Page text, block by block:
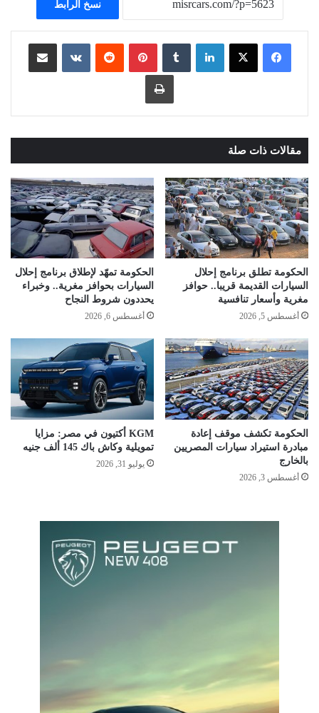
نسخ الرابط
لينكدإن ‏Tumblr بينتيريست
‏Reddit
‏VKontakte مشاركة عبر البريد
طباعة
مقالات ذات صلة
الحكومة تطلق برنامج إحلال
السيارات القديمة قريبا.. حوافز
مغرية وأسعار تنافسية
أغسطس 5, 2026
الحكومة تمهّد لإطلاق برنامج إحلال
السيارات بحوافز مغرية.. وخبراء
يحددون شروط النجاح
أغسطس 6, 2026
الحكومة تكشف موقف إعادة
مبادرة استيراد سيارات المصريين
بالخارج
أغسطس 3, 2026
KGM أكتيون في مصر: مزايا
تمويلية وكاش باك 145 ألف جنيه
يوليو 31, 2026